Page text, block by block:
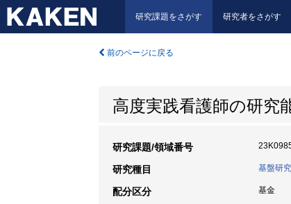
研究課題をさがす 研究者をさがす
前のページに戻る
高度実践看護師の研究
研究課題/領域番号
研究種目 基盤研
配分区分 基金